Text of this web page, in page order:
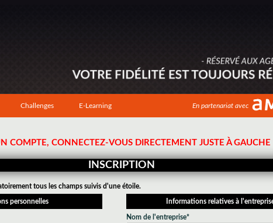
Challenges E-Learning En partenariat avec
COMPTE, CONNECTEZ-VOUS DIRECTEMENT JUSTE À GAUCHE
INSCRIPTION
tous les champs suivis d'une étoile.
personnelles Informations relatives à
Nom de l'entreprise*